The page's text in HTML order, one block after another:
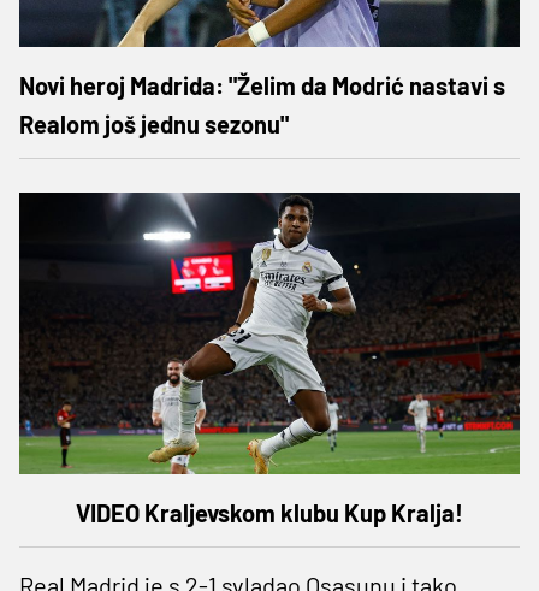
Novi heroj Madrida: "Želim da Modrić nastavi s
Realom još jednu sezonu"
VIDEO Kraljevskom klubu Kup Kralja!
Real Madrid je s 2-1 svladao Osasunu i tako